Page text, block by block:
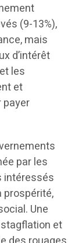
(9-13%),
mais
d’intérêt
les
et
payer
par les
intéressés
prospérité,
Une
et